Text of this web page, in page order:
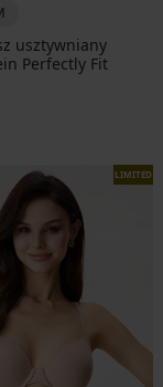
usztywniany
Perfectly Fit
LIMITED